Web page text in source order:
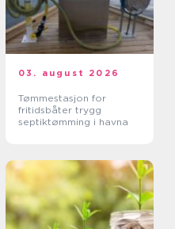
03. august 2026
Tømmestasjon for
fritidsbåter trygg
septiktømming i havna